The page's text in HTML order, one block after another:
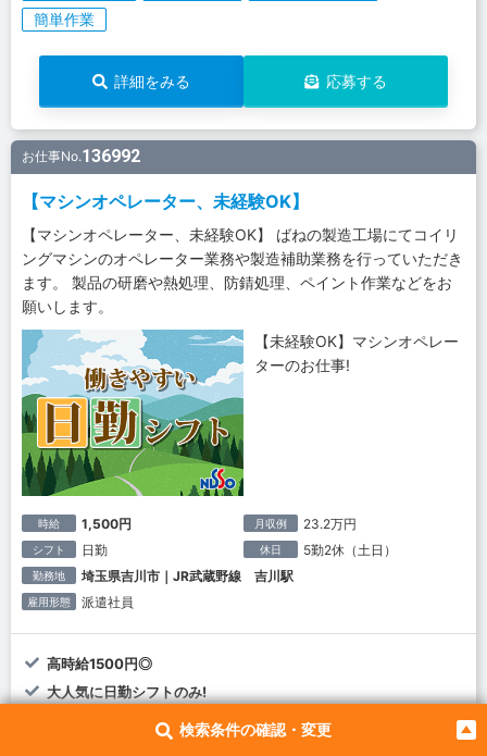
検索条件の確認・変更
簡単作業
詳細をみる 応募する
お仕事No.136992
【マシンオペレーター、未経験OK】
【マシンオペレーター、未経験OK】 ばねの製造工場にてコイリ
ングマシンのオペレーター業務や製造補助業務を行っていただき
ます。 製品の研磨や熱処理、防錆処理、ペイント作業などをお
願いします。
【未経験OK】マシンオペレー
ターのお仕事!
時給 1,500円 月収例 23.2万円
シフト 日勤 休日 5勤2休（土日）
勤務地 埼玉県吉川市｜JR武蔵野線 吉川駅
雇用形態 派遣社員
高時給1500円◎
大人気に日勤シフトのみ!